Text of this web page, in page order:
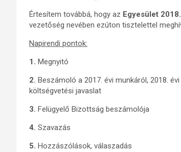
Értesítem továbbá, hogy az Egyesület
vezetőség nevében ezúton tisztelettel
Napirendi pontok:
1. Megnyitó
2. Beszámoló a 2017. évi munkáról, 2018.
költségvetési javaslat
3. Felügyelő Bizottság beszámolója
4. Szavazás
5. Hozzászólások, válaszadás